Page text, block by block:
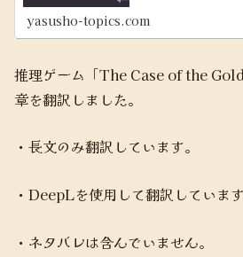
yasusho-topics.com
推理ゲーム「The Case of the
章を翻訳しました。
・長文のみ翻訳しています。
・DeepLを使用して翻訳しています
・ネタバレは含んでいません。